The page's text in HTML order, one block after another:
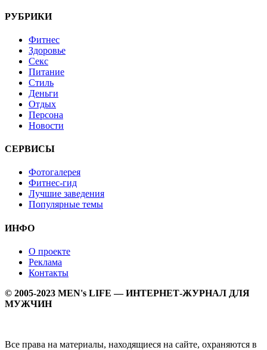
РУБРИКИ
Фитнес
Здоровье
Секс
Питание
Стиль
Деньги
Отдых
Персона
Новости
СЕРВИСЫ
Фотогалерея
Фитнес-гид
Лучшие заведения
Популярные темы
ИНФО
О проекте
Реклама
Контакты
© 2005-2023 MEN's LIFE — ИНТЕРНЕТ-ЖУРНАЛ ДЛЯ
МУЖЧИН
Все права на материалы, находящиеся на сайте, охраняются в